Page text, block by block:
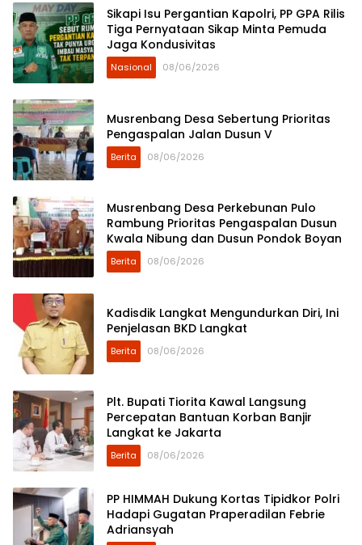
Sikapi Isu Pergantian Kapolri, PP GPA Rilis
Tiga Pernyataan Sikap Minta Pemuda
Jaga Kondusivitas
Nasional 08/06/2026
Musrenbang Desa Sebertung Prioritas
Pengaspalan Jalan Dusun V
Berita 08/06/2026
Musrenbang Desa Perkebunan Pulo
Rambung Prioritas Pengaspalan Dusun
Kwala Nibung dan Dusun Pondok Boyan
Berita 08/06/2026
Kadisdik Langkat Mengundurkan Diri, Ini
Penjelasan BKD Langkat
Berita 08/06/2026
Plt. Bupati Tiorita Kawal Langsung
Percepatan Bantuan Korban Banjir
Langkat ke Jakarta
Berita 08/06/2026
PP HIMMAH Dukung Kortas Tipidkor Polri
Hadapi Gugatan Praperadilan Febrie
Adriansyah